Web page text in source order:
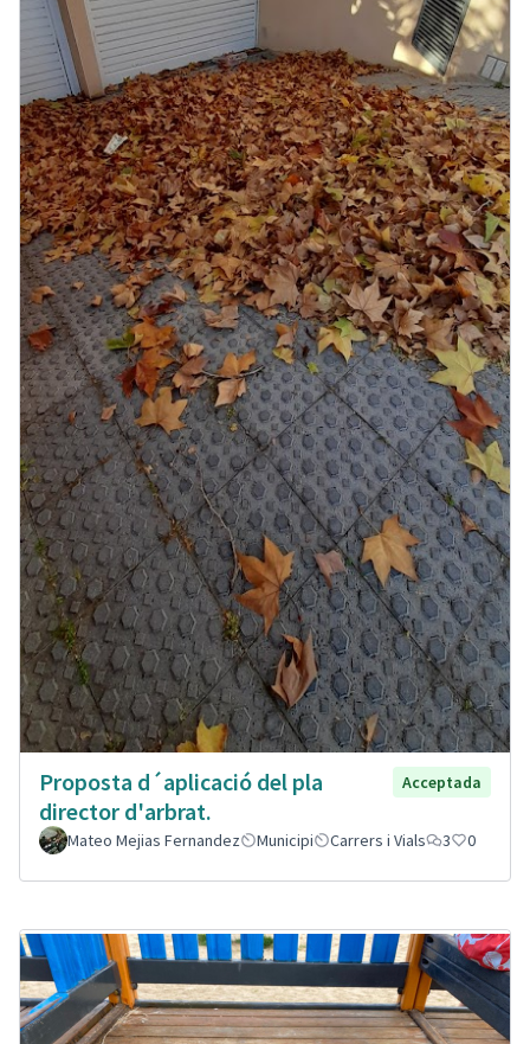
Proposta d´aplicació del pla
director d'arbrat.
Acceptada
Mateo Mejias Fernandez Municipi Carrers i Vials 3 0